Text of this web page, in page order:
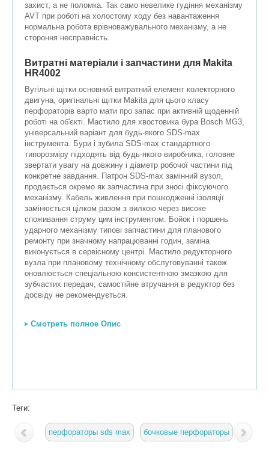
захист, а не поломка. Так само невелике гудіння механізму
AVT при роботі на холостому ходу без навантаження
нормальна робота врівноважувального механізму, а не
стороння несправність.
Витратні матеріали і запчастини для Makita
HR4002
Вугільні щітки основний витратний елемент колекторного
двигуна, оригінальні щітки Makita для цього класу
перфораторів варто мати про запас при активній щоденній
роботі на об'єкті. Мастило для хвостовика бура Bosch MG3,
універсальний варіант для будь-якого SDS-max
інструмента. Бури і зубила SDS-max стандартного
типорозміру підходять від будь-якого виробника, головне
звертати увагу на довжину і діаметр робочої частини під
конкретне завдання. Патрон SDS-max замінний вузол,
продається окремо як запчастина при зносі фіксуючого
механізму. Кабель живлення при пошкодженні ізоляції
замінюється цілком разом з вилкою через високе
споживання струму цим інструментом. Бойок і поршень
ударного механізму типові запчастини для планового
ремонту при значному напрацюванні годин, заміна
виконується в сервісному центрі. Мастило редукторного
вузла при плановому технічному обслуговуванні також
оновлюється спеціальною консистентною змазкою для
зубчастих передач, самостійне втручання в редуктор без
досвіду не рекомендується.
Смотреть полное Опис
Теги:
перфораторы sds max бочковые перфораторы